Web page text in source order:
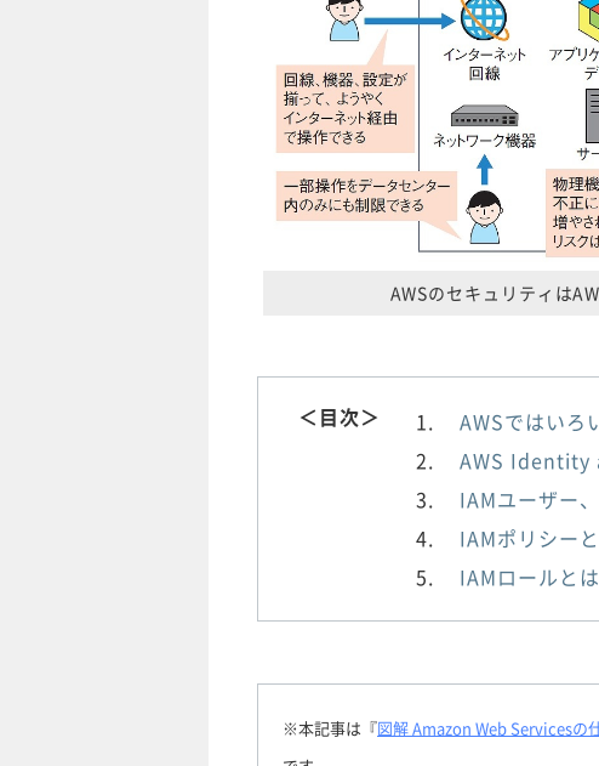
AWSのセキュリティは
＜目次＞
AWSではいろ
AWS Identity
IAMユーザー
IAMポリシー
IAMロールとは
※本記事は『図解 Amazon Web Servicesの